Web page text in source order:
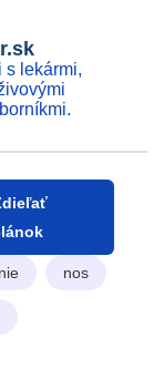
s lekármi,
nos